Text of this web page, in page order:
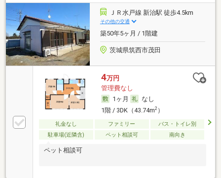
ＪＲ水戸線 新治駅 徒歩4.5km
その他の交通
築50年5ヶ月 / 1階建
茨城県筑西市茂田
4万円
管理費なし
1ヶ月
なし
1階 / 3DK（43.74m2）
礼金なし ファミリー
バス・トイレ別
駐車場(近隣含)
ペット相談可 南向き
ペット相談可